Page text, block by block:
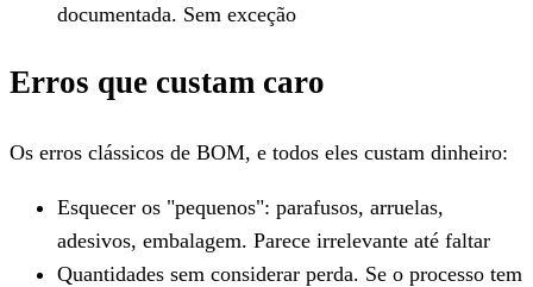
documentada. Sem exceção
Erros que custam caro
Os erros clássicos de BOM, e todos eles custam dinheiro:
Esquecer os "pequenos": parafusos, arruelas,
adesivos, embalagem. Parece irrelevante até faltar
Quantidades sem considerar perda. Se o processo tem